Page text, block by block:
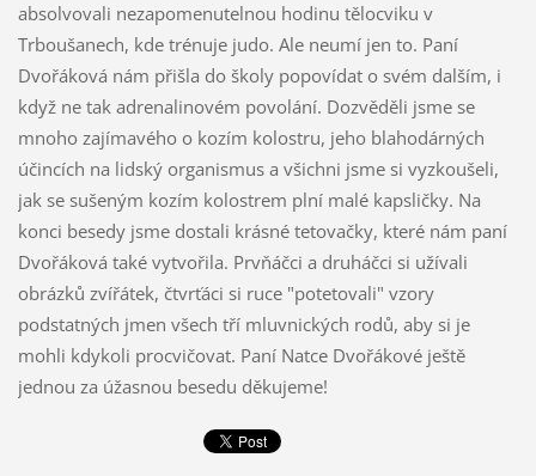
absolvovali nezapomenutelnou hodinu tělocviku v
Trboušanech, kde trénuje judo. Ale neumí jen to. Paní
Dvořáková nám přišla do školy popovídat o svém dalším, i
když ne tak adrenalinovém povolání. Dozvěděli jsme se
mnoho zajímavého o kozím kolostru, jeho blahodárných
účincích na lidský organismus a všichni jsme si vyzkoušeli,
jak se sušeným kozím kolostrem plní malé kapsličky. Na
konci besedy jsme dostali krásné tetovačky, které nám paní
Dvořáková také vytvořila. Prvňáčci a druháčci si užívali
obrázků zvířátek, čtvrťáci si ruce "potetovali" vzory
podstatných jmen všech tří mluvnických rodů, aby si je
mohli kdykoli procvičovat. Paní Natce Dvořákové ještě
jednou za úžasnou besedu děkujeme!